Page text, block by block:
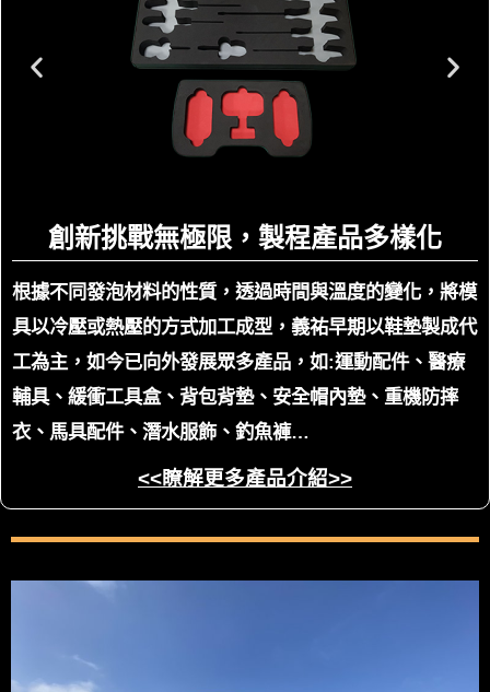
創新挑戰無極限，製程產品多樣化
根據不同發泡材料的性質，透過時間與溫度的變化，將模
具以冷壓或熱壓的方式加工成型，義祐早期以鞋墊製成代
工為主，如今已向外發展眾多產品，如:運動配件、醫療
輔具、緩衝工具盒、背包背墊、安全帽內墊、重機防摔
衣、馬具配件、潛水服飾、釣魚褲…
<<瞭解更多產品介紹>>